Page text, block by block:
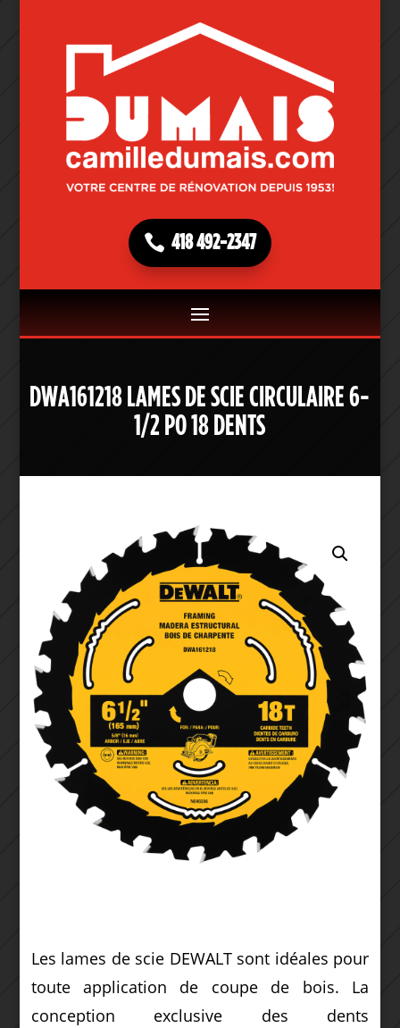
418 492-2347
DWA161218 LAMES DE SCIE CIRCULAIRE 6-
1/2 PO 18 DENTS
Les lames de scie DEWALT sont idéales pour
toute application de coupe de bois. La
conception exclusive des dents